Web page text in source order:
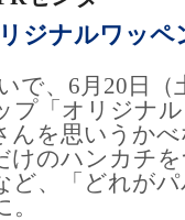
ジナルワッペ
で、6月20日（
プ「オリジナ
んを思いうか
けのハンカチ
ど、「どれが